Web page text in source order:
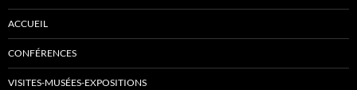
ACCUEIL
CONFÉRENCES
VISITES-MUSÉES-EXPOSITIONS